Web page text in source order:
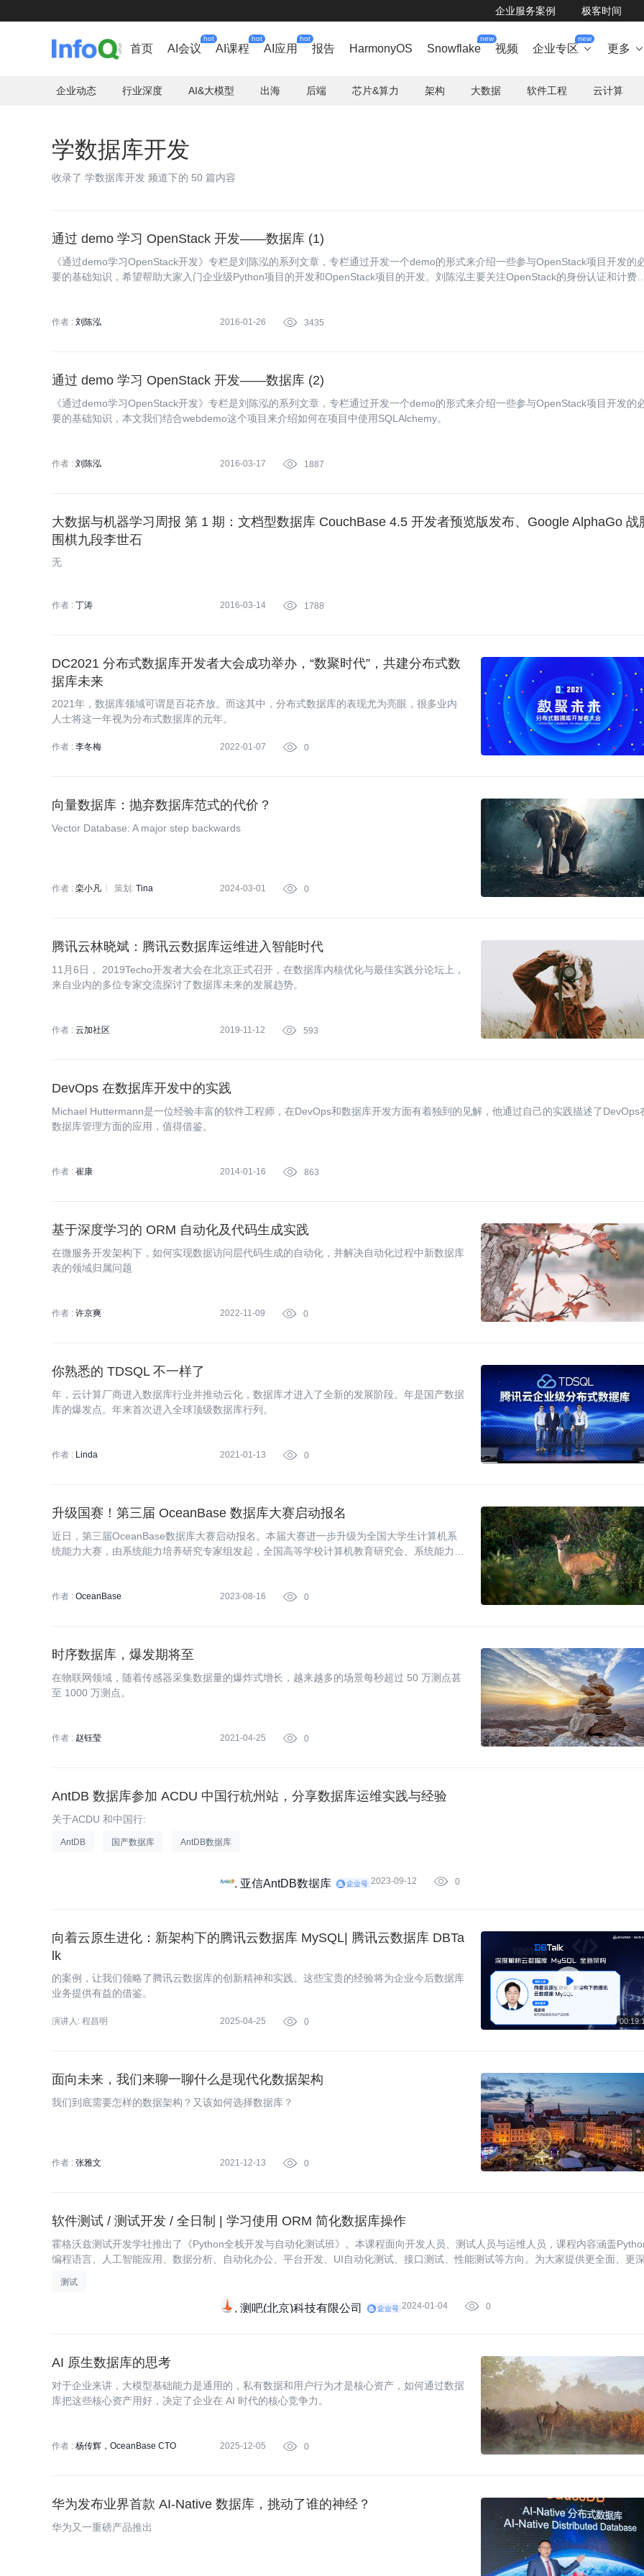
企业服务案例 极客时间
首页 AI会议
hot
AI课程
hot
AI应用
hot
报告 HarmonyOS Snowflake
new
视频 企业专区
new
 更多 
企业动态 行业深度 AI&大模型 出海 后端 芯片&算力 架构 大数据 软件工程 云计算
学数据库开发
收录了 学数据库开发 频道下的 50 篇内容
通过 demo 学习 OpenStack 开发——数据库 (1)
《通过demo学习OpenStack开发》专栏是刘陈泓的系列文章，专栏通过开发一个demo的形式来介绍一些参与OpenStack项目开发的
要的基础知识，希望帮助大家入门企业级Python项目的开发和OpenStack项目的开发。刘陈泓主要关注OpenStack的身份认证和计费
作者 : 刘陈泓 2016-01-26  3435
通过 demo 学习 OpenStack 开发——数据库 (2)
《通过demo学习OpenStack开发》专栏是刘陈泓的系列文章，专栏通过开发一个demo的形式来介绍一些参与OpenStack项目开发的
要的基础知识，本文我们结合webdemo这个项目来介绍如何在项目中使用SQLAlchemy。
作者 : 刘陈泓 2016-03-17  1887
大数据与机器学习周报 第 1 期：文档型数据库 CouchBase 4.5 开发者预览版发布、Google AlphaGo 战
围棋九段李世石
无
作者 : 丁涛 2016-03-14  1788
DC2021 分布式数据库开发者大会成功举办，“数聚时代”，共建分布式数
据库未来
2021年，数据库领域可谓是百花齐放。而这其中，分布式数据库的表现尤为亮眼，很多业内
人士将这一年视为分布式数据库的元年。
作者 : 李冬梅 2022-01-07  0
向量数据库：抛弃数据库范式的代价？
Vector Database: A major step backwards
作者 : 栾小凡 策划: Tina 2024-03-01  0
腾讯云林晓斌：腾讯云数据库运维进入智能时代
11月6日， 2019Techo开发者大会在北京正式召开，在数据库内核优化与最佳实践分论坛上，
来自业内的多位专家交流探讨了数据库未来的发展趋势。
作者 : 云加社区 2019-11-12  593
DevOps 在数据库开发中的实践
Michael Huttermann是一位经验丰富的软件工程师，在DevOps和数据库开发方面有着独到的见解，他通过自己的实践描述了DevOps
数据库管理方面的应用，值得借鉴。
作者 : 崔康 2014-01-16  863
基于深度学习的 ORM 自动化及代码生成实践
在微服务开发架构下，如何实现数据访问层代码生成的自动化，并解决自动化过程中新数据库
表的领域归属问题
作者 : 许京爽 2022-11-09  0
你熟悉的 TDSQL 不一样了
年，云计算厂商进入数据库行业并推动云化，数据库才进入了全新的发展阶段。年是国产数据
库的爆发点。年来首次进入全球顶级数据库行列。
作者 : Linda 2021-01-13  0
升级国赛！第三届 OceanBase 数据库大赛启动报名
近日，第三届OceanBase数据库大赛启动报名。本届大赛进一步升级为全国大学生计算机系
统能力大赛，由系统能力培养研究专家组发起，全国高等学校计算机教育研究会、系统能力培
作者 : OceanBase 2023-08-16  0
时序数据库，爆发期将至
在物联网领域，随着传感器采集数据量的爆炸式增长，越来越多的场景每秒超过 50 万测点甚
至 1000 万测点。
作者 : 赵钰莹 2021-04-25  0
AntDB 数据库参加 ACDU 中国行杭州站，分享数据库运维实践与经验
关于ACDU 和中国行:
AntDB 国产数据库 AntDB数据库
亚信AntDB数据库 2023-09-12  0

向着云原生进化：新架构下的腾讯云数据库 MySQL| 腾讯云数据库 DBTa
lk
的案例，让我们领略了腾讯云数据库的创新精神和实践。这些宝贵的经验将为企业今后数据库
业务提供有益的借鉴。
演讲人: 程昌明 2025-04-25  0
面向未来，我们来聊一聊什么是现代化数据架构
我们到底需要怎样的数据架构？又该如何选择数据库？
作者 : 张雅文 2021-12-13  0
软件测试 / 测试开发 / 全日制 | 学习使用 ORM 简化数据库操作
霍格沃兹测试开发学社推出了《Python全栈开发与自动化测试班》。本课程面向开发人员、测试人员与运维人员，课程内容涵盖
编程语言、人工智能应用、数据分析、自动化办公、平台开发、UI自动化测试、接口测试、性能测试等方向。为大家提供更全面、更
测试
测吧(北京)科技有限公司 2024-01-04  0
AI 原生数据库的思考
对于企业来讲，大模型基础能力是通用的，私有数据和用户行为才是核心资产，如何通过数据
库把这些核心资产用好，决定了企业在 AI 时代的核心竞争力。
作者 : 杨传辉，OceanBase CTO 2025-12-05  0
华为发布业界首款 AI-Native 数据库，挑动了谁的神经？
华为又一重磅产品推出